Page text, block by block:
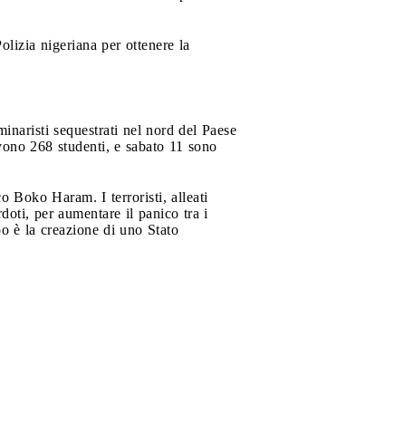
nigeriana per ottenere la
sequestrati nel nord del Paese
268 studenti, e sabato 11 sono
Boko Haram. I terroristi, alleati
per aumentare il panico tra i
è la creazione di uno Stato